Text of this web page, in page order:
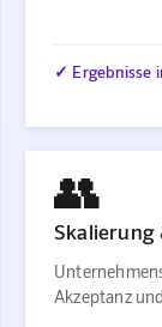
✓ Ergebnisse
👥
Skalierung
Akzeptanz